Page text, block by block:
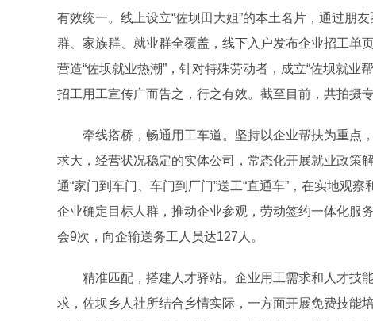
有效统一。线上设立“佐坝田大姐”的本土名片，通过朋
群、家族群、就业群全覆盖，线下入户发布企业招工单
营造“佐坝就业热潮”，针对特殊劳动者，成立“佐坝就
招工用工宣传广而告之，行之有效。截至目前，共拍摄
牵线搭桥，畅通用工车道。坚持以企业帮扶为重点
求大，经营状况稳定的实体公司，常态化开展就业政策
通“家门到车门、车门到厂门”送工“直通车”，在实地观
企业确定目标人群，推动企业参观，劳动签约一体化服
会9次，向企输送务工人员达127人。
精准匹配，搭建人才驿站。企业用工需求和人才技
求，佐坝乡人社所结合乡情实际，一方面开展免费技能